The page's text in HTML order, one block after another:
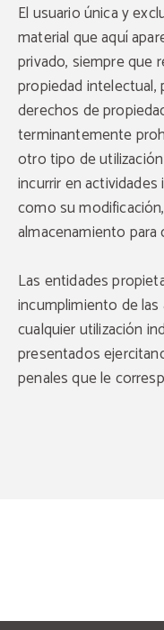
El usuario única y
material que aquí
privado, siempre que
propiedad intelectual,
derechos de
terminantemente
otro tipo de
incurrir en
como su
almacenamiento para
Las entidades
incumplimiento de
cualquier utilización
presentados
penales que le